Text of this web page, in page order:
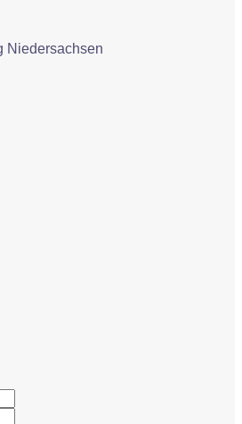
Niedersachsen